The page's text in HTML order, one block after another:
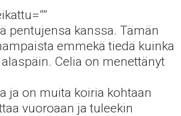
pentujensa kanssa. Tämän
emmekä tiedä kuinka
Celia on menettänyt
ja on muita koiria kohtaan
vuoroaan ja tuleekin